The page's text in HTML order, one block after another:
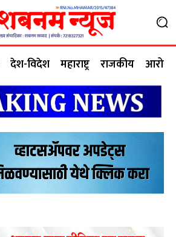
देश-विदेश महाराष्ट्र राजकीय आरोग्य